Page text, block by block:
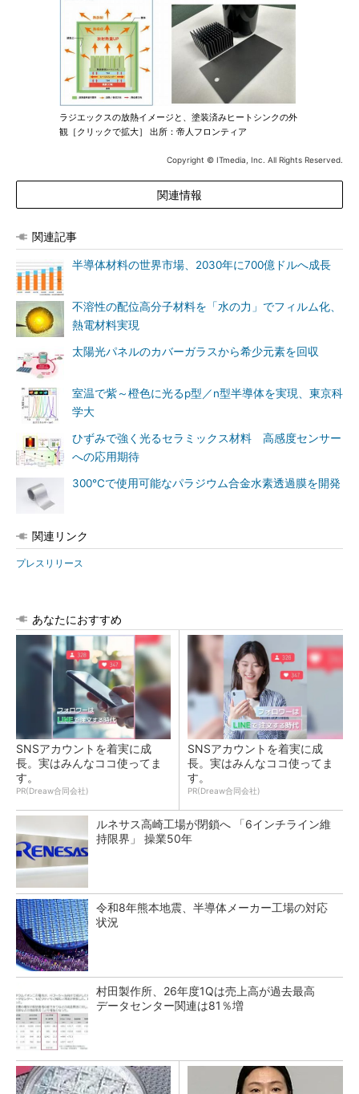
ラジエックスの放熱イメージと、塗装済みヒートシンクの外
観［クリックで拡大］ 出所：帝人フロンティア
Copyright © ITmedia, Inc. All Rights Reserved.
関連情報
関連記事
半導体材料の世界市場、2030年に700億ドルへ成長
不溶性の配位高分子材料を「水の力」でフィルム化、
熱電材料実現
太陽光パネルのカバーガラスから希少元素を回収
室温で紫～橙色に光るp型／n型半導体を実現、東京科
学大
ひずみで強く光るセラミックス材料 高感度センサー
への応用期待
300℃で使用可能なパラジウム合金水素透過膜を開発
関連リンク
プレスリリース
あなたにおすすめ
SNSアカウントを着実に成
長。実はみんなココ使ってま
す。
PR(Dreaw合同会社)
SNSアカウントを着実に成
長。実はみんなココ使ってま
す。
PR(Dreaw合同会社)
ルネサス高崎工場が閉鎖へ 「6インチライン維
持限界」 操業50年
令和8年熊本地震、半導体メーカー工場の対応
状況
村田製作所、26年度1Qは売上高が過去最高
データセンター関連は81％増